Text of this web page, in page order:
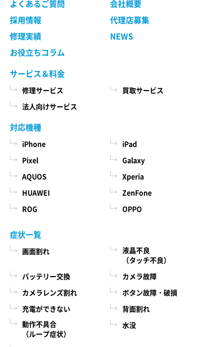
よくあるご質問
会社概要
採用情報
代理店募集
修理実績
NEWS
お役立ちコラム
サービス＆料金
修理サービス
買取サービス
法人向けサービス
対応機種
iPhone
iPad
Pixel
Galaxy
AQUOS
Xperia
HUAWEI
ZenFone
ROG
OPPO
症状一覧
画面割れ
液晶不良
（タッチ不良）
バッテリー交換
カメラ故障
カメラレンズ割れ
ボタン故障・破損
充電ができない
背面割れ
動作不具合
（ループ症状）
水没